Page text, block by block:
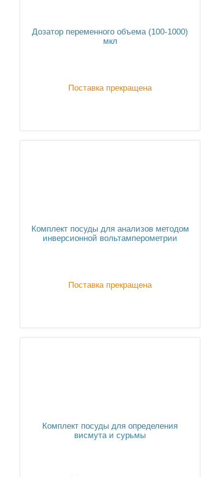
Дозатор переменного объема (100-1000)
мкл
Поставка прекращена
Комплект посуды для анализов методом
инверсионной вольтамперометрии
Поставка прекращена
Комплект посуды для определения
висмута и сурьмы